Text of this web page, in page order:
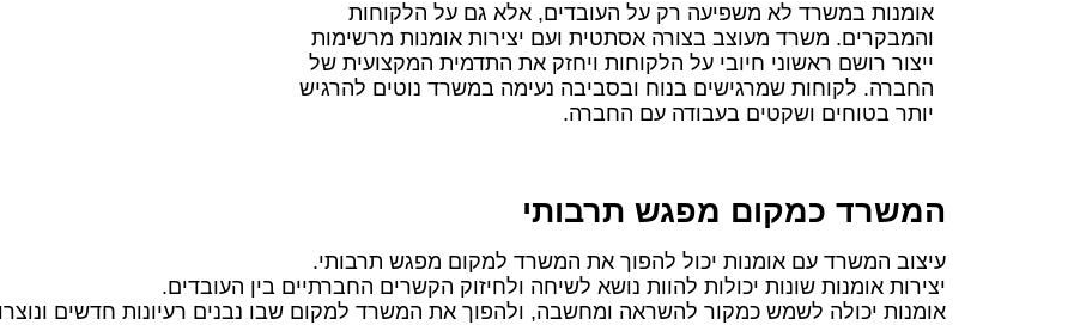
אומנות במשרד לא משפיעה רק על העובדים, אלא גם על הלקוחות
והמבקרים. משרד מעוצב בצורה אסתטית ועם יצירות אומנות מרשימות
ייצור רושם ראשוני חיובי על הלקוחות ויחזק את התדמית המקצועית של
החברה. לקוחות שמרגישים בנוח ובסביבה נעימה במשרד נוטים להרגיש
יותר בטוחים ושקטים בעבודה עם החברה.
המשרד כמקום מפגש תרבותי
עיצוב המשרד עם אומנות יכול להפוך את המשרד למקום מפגש תרבותי.
יצירות אומנות שונות יכולות להוות נושא לשיחה ולחיזוק הקשרים החברתיים בין העובדים.
אומנות יכולה לשמש כמקור להשראה ומחשבה, ולהפוך את המשרד למקום שבו נבנים רעיונות חדשים